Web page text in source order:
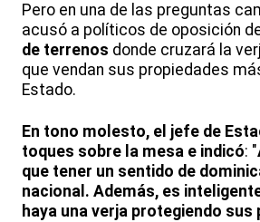
Pero en una de las preguntas
acusó a políticos de oposición
de terrenos donde cruzará la
que vendan sus propiedades
Estado.
En tono molesto, el jefe de
toques sobre la mesa e indicó: "
que tener un sentido de
nacional. Además, es
haya una verja protegiendo sus